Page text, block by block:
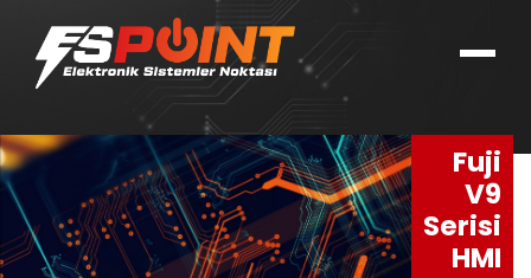
Fuji
V9
Serisi
HMI